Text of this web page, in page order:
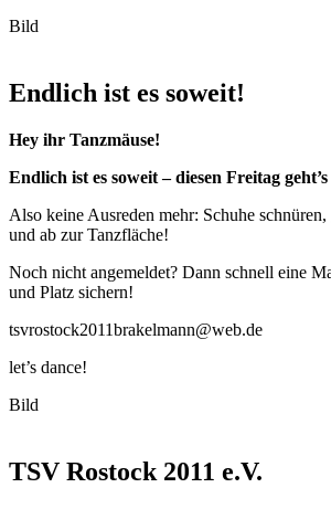
Bild
Endlich ist es soweit!
Hey ihr Tanzmäuse!
Endlich ist es soweit – diesen Freitag geht’s
Also keine Ausreden mehr: Schuhe
und ab zur Tanzfläche!
Noch nicht angemeldet? Dann schnell eine
und Platz sichern!
tsvrostock2011brakelmann@web.de
let’s dance!
Bild
TSV Rostock 2011 e.V.